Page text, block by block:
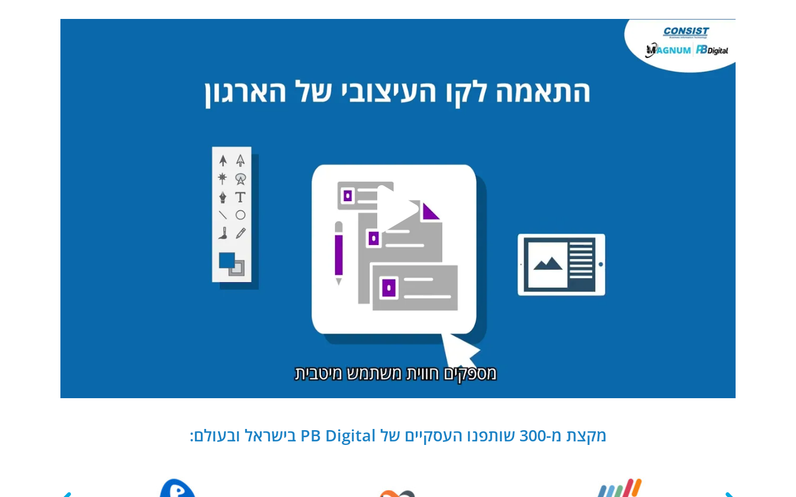
מקצת מ-300 שותפנו העסקיים של PB Digital בישראל ובעולם: